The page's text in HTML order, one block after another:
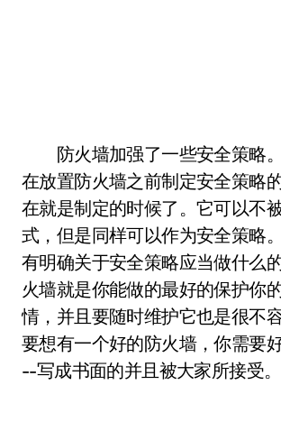
防火墙加强了一些安全策略
在放置防火墙之前制定安全策略
在就是制定的时候了。它可以不
式，但是同样可以作为安全策略
有明确关于安全策略应当做什么
火墙就是你能做的最好的保护你
情，并且要随时维护它也是很不
要想有一个好的防火墙，你需要
--写成书面的并且被大家所接受。